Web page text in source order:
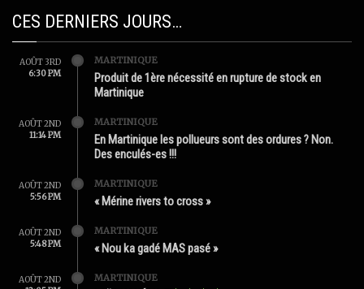
CES DERNIERS JOURS…
AOÛT 3RD
6:30 PM
MARTINIQUE
Produit de 1ère nécessité en rupture de stock en
Martinique
AOÛT 2ND
11:14 PM
MARTINIQUE
En Martinique les pollueurs sont des ordures ? Non.
Des enculés-es !!!
AOÛT 2ND
5:56 PM
MARTINIQUE
« Mérine rivers to cross »
AOÛT 2ND
5:48 PM
MARTINIQUE
« Nou ka gadé MAS pasé »
AOÛT 2ND
MARTINIQUE